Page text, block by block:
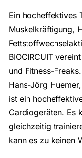
Ein hocheffektives
Muskelkräftigung,
BIOCIRCUIT
und Fitness-
Hans-Jörg
ist ein
Cardiogeräten. Es
gleichzeitig
kann es zu keinen